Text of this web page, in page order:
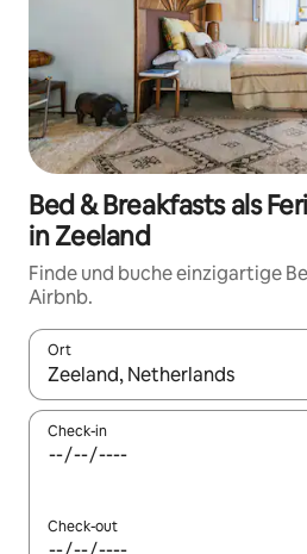
Bed & Breakfasts als
in Zeeland
Finde und buche einzigartige
Airbnb.
Ort
Wenn Ergebnisse verfügbar
Check-in
Check-out